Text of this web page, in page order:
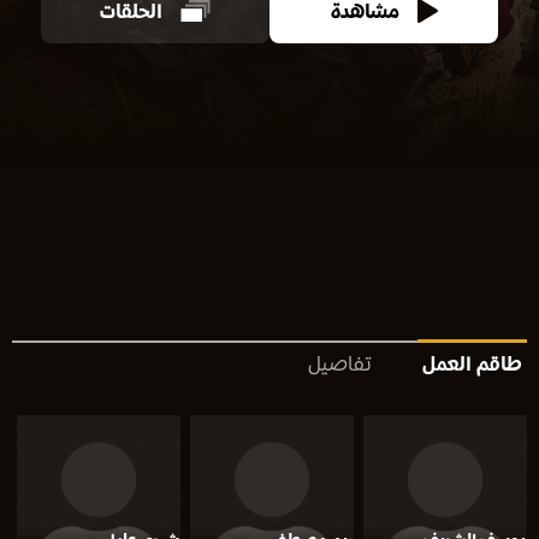
مشاهدة الحلقات
طاقم العمل تفاصيل